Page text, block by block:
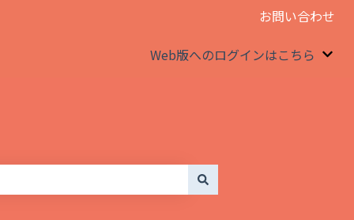
お問い合わせ
Web版へのログインはこちら